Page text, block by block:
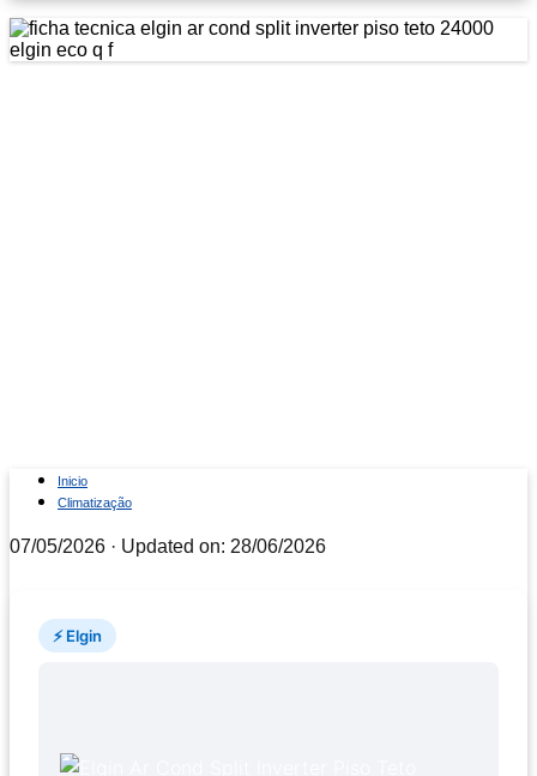
Inicio
Climatização
07/05/2026 · Updated on: 28/06/2026
⚡ Elgin